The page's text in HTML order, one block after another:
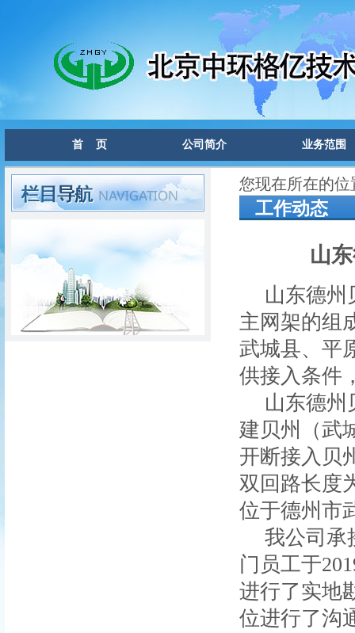
首 页 公司简介 业务范围
您现在所在的
工作动态
山
山东德州
主网架的组
武城县、平
供接入条件
山东德州
建贝州（武
开断接入贝
双回路长度
位于德州市
我公司承
门员工于
进行了实地
位进行了沟